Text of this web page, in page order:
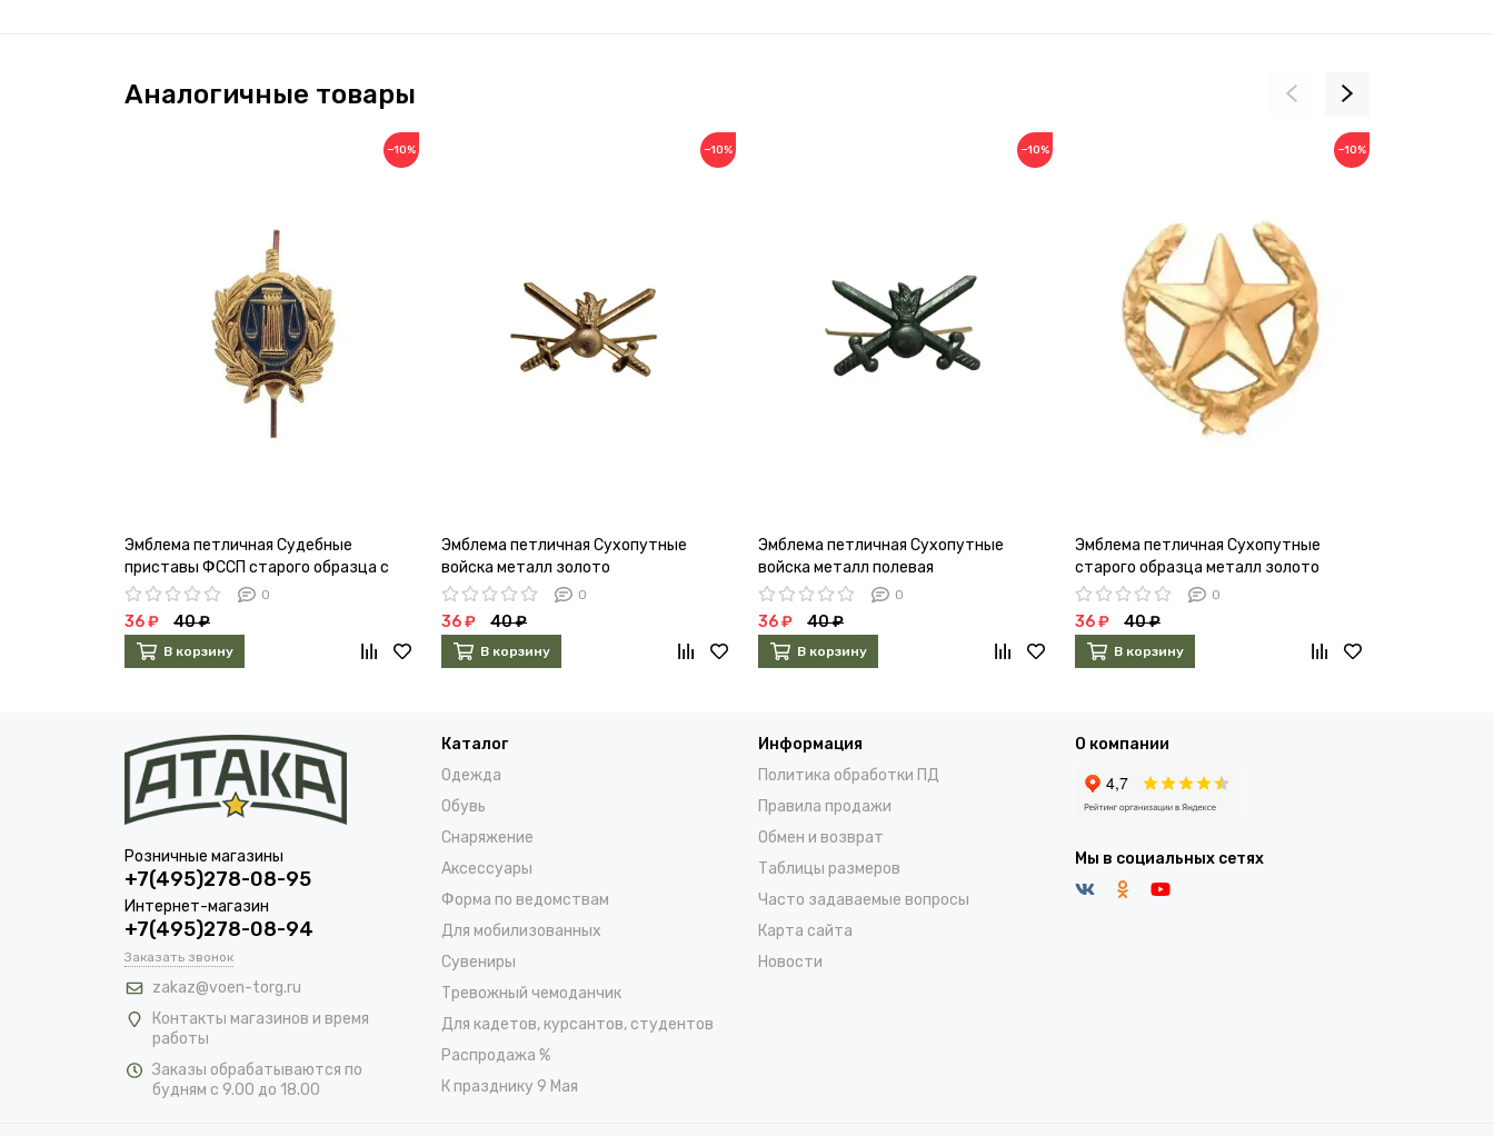
Аналогичные товары
−10%
Эмблема петличная Судебные
приставы ФССП старого образца с
эмалью металл золото
0
36 ₽ 40 ₽
В корзину
−10%
Эмблема петличная Сухопутные
войска металл золото
0
36 ₽ 40 ₽
В корзину
−10%
Эмблема петличная Сухопутные
войска металл полевая
0
36 ₽ 40 ₽
В корзину
−10%
Эмблема петличная Сухопутные
старого образца металл золото
0
36 ₽ 40 ₽
В корзину
Розничные магазины
+7(495)278-08-95
Интернет-магазин
+7(495)278-08-94
Заказать звонок
zakaz@voen-torg.ru
Контакты магазинов и время
работы
Заказы обрабатываются по
будням с 9.00 до 18.00
Каталог
Одежда
Обувь
Снаряжение
Аксессуары
Форма по ведомствам
Для мобилизованных
Сувениры
Тревожный чемоданчик
Для кадетов, курсантов, студентов
Распродажа %
К празднику 9 Мая
Информация
Политика обработки ПД
Правила продажи
Обмен и возврат
Таблицы размеров
Часто задаваемые вопросы
Карта сайта
Новости
О компании
Мы в социальных сетях